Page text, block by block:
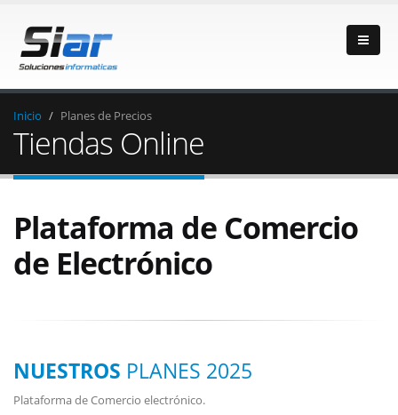
Inicio Planes de Precios
Tiendas Online
Plataforma de Comercio
de Electrónico
NUESTROS PLANES 2025
Plataforma de Comercio electrónico.